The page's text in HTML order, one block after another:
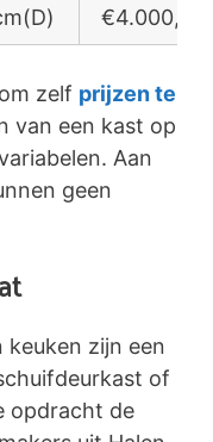
€4.000,-
zelf prijzen te
van een kast op
Aan
geen
zijn een
of
opdracht de